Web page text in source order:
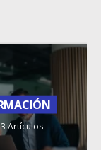
Artículos